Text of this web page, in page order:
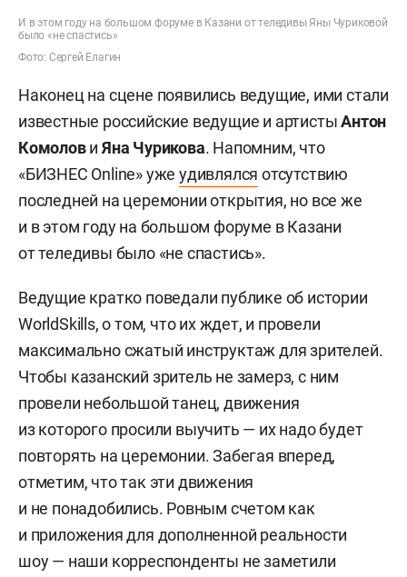
И в этом году на большом форуме в Казани от теледивы Яны Чуриковой
было «не спастись»
Фото: Сергей Елагин
Наконец на сцене появились ведущие, ими стали
известные российские ведущие и артистыАнтон
КомоловиЯна Чурикова. Напомним, что
«БИЗНЕС Online» уже удивлялся отсутствию
последней на церемонии открытия, но все же
и в этом году на большом форуме в Казани
от теледивы было «не спастись».
Ведущие кратко поведали публике об истории
WorldSkills, о том, что их ждет, и провели
максимально сжатый инструктаж для зрителей.
Чтобы казанский зритель не замерз, с ним
провели небольшой танец, движения
из которого просили выучить — их надо будет
повторять на церемонии. Забегая вперед,
отметим, что так эти движения
и не понадобились. Ровным счетом как
и приложения для дополненной реальности
шоу — наши корреспонденты не заметили